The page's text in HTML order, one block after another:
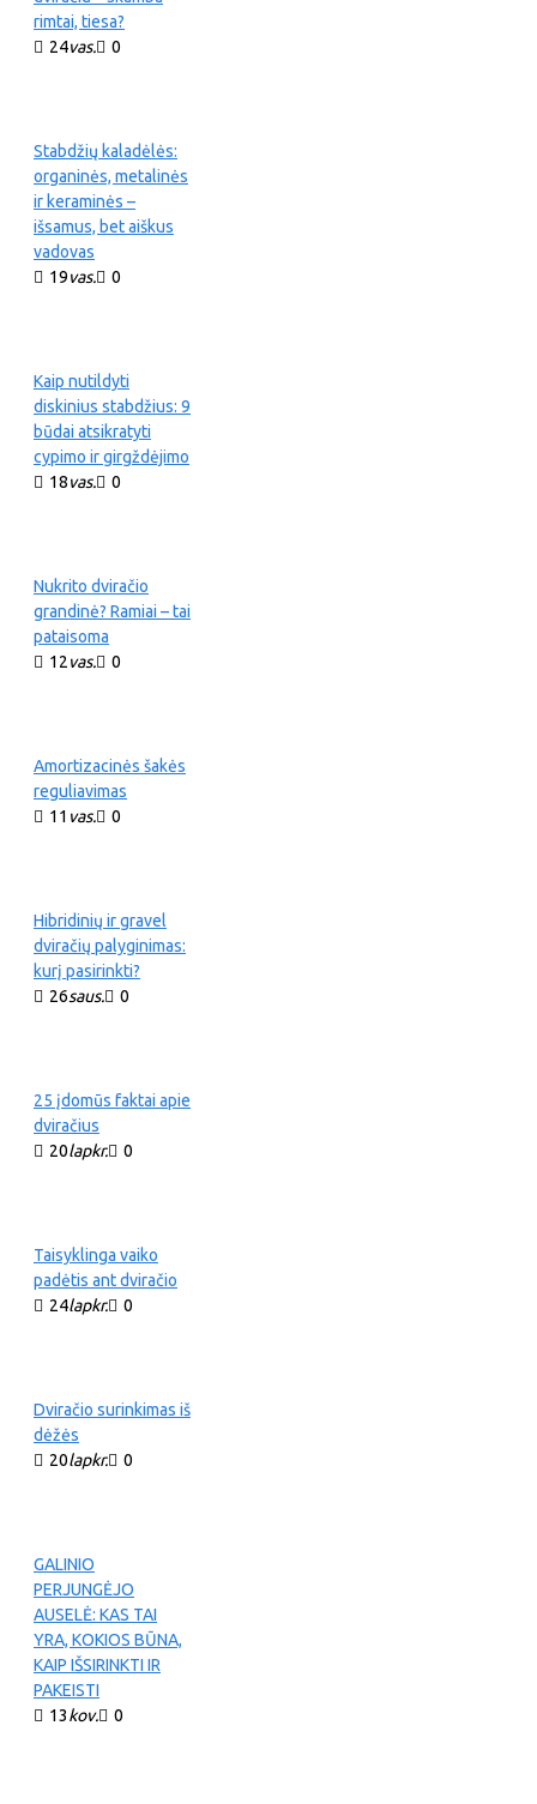
rimtai, tiesa?
24vas. 0
Stabdžių kaladėlės:
organinės, metalinės
ir keraminės –
išsamus, bet aiškus
vadovas
19vas. 0
Kaip nutildyti
diskinius stabdžius: 9
būdai atsikratyti
cypimo ir girgždėjimo
18vas. 0
Nukrito dviračio
grandinė? Ramiai – tai
pataisoma
12vas. 0
Amortizacinės šakės
reguliavimas
11 vas. 0
Hibridinių ir gravel
dviračių palyginimas:
kurį pasirinkti?
26saus. 0
25 įdomūs faktai apie
dviračius
20lapkr. 0
Taisyklinga vaiko
padėtis ant dviračio
24lapkr. 0
Dviračio surinkimas iš
dėžės
20lapkr. 0
GALINIO
PERJUNGĖJO
AUSELĖ: KAS TAI
YRA, KOKIOS BŪNA,
KAIP IŠSIRINKTI IR
PAKEISTI
13kov. 0